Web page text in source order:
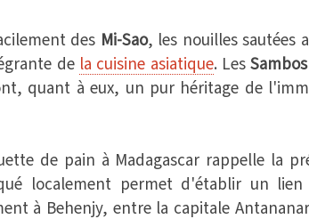
des Mi-Sao, les nouilles sautées
de la cuisine asiatique. LesSambos
quant à eux, un pur héritage de
de pain à Madagascar rappelle la
localement permet d'établir un
à Behenjy, entre la capitale